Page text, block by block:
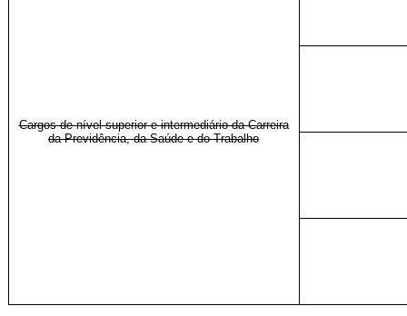
Cargos de nível superior e intermediário da Carreira
da Previdência, da Saúde e do Trabalho